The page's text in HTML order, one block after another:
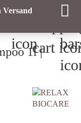
Versand
1l |